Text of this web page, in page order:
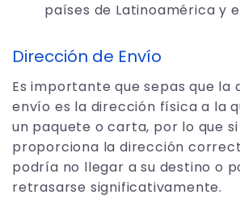
países de Latinoamérica y
Dirección de Envío
Es importante que sepas que la
envío es la dirección física a la
un paquete o carta, por lo que si
proporciona la dirección
podría no llegar a su destino o
retrasarse significativamente.